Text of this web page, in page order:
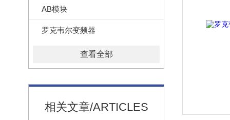
AB模块
罗克韦尔变频器
查看全部
相关文章/ARTICLES